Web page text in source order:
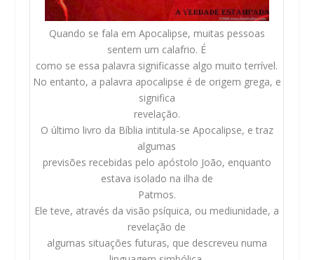
Quando se fala em Apocalipse, muitas pessoas
sentem um calafrio. É
como se essa palavra significasse algo muito terrível.
No entanto, a palavra apocalipse é de origem grega, e
significa
revelação.
O último livro da Bíblia intitula-se Apocalipse, e traz
algumas
previsões recebidas pelo apóstolo João, enquanto
estava isolado na ilha de
Patmos.
Ele teve, através da visão psíquica, ou mediunidade, a
revelação de
algumas situações futuras, que descreveu numa